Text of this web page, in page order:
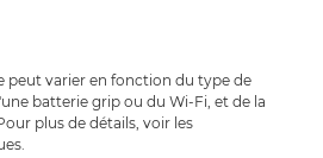
peut varier en fonction du type de
batterie grip ou du Wi-Fi, et de la
plus de détails, voir les